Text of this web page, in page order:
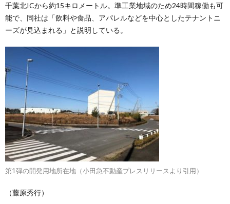
千葉北ICから約15キロメートル。準工業地域のため24時間稼働も可
能で、同社は「飲料や食品、アパレルなどを中心としたテナントニ
ーズが見込まれる」と説明している。
第1弾の開発用地所在地（小田急不動産プレスリリースより引用）
（藤原秀行）